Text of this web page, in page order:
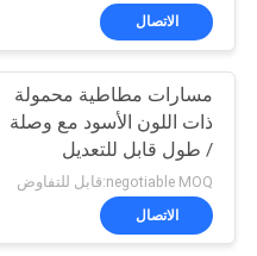
كليب
المطاط
39
الاتصال
مسارات مطاطية محمولة
ذات اللون الأسود مع وصلة
/ طول قابل للتعديل
negotiable MOQ:قابل للتفاوض
الاتصال